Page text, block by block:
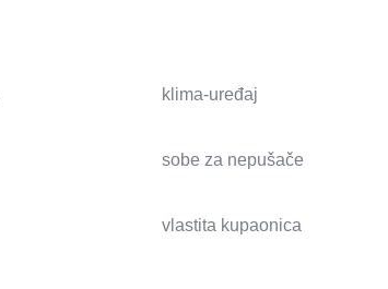
klima-uređaj
sobe za nepušače
vlastita kupaonica